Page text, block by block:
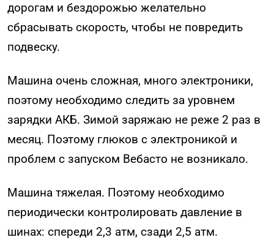
дорогам и бездорожью желательно
сбрасывать скорость, чтобы не повредить
подвеску.
Машина очень сложная, много электроники,
поэтому необходимо следить за уровнем
зарядки АКБ. Зимой заряжаю не реже 2 раз в
месяц. Поэтому глюков с электроникой и
проблем с запуском Вебасто не возникало.
Машина тяжелая. Поэтому необходимо
периодически контролировать давление в
шинах: спереди 2,3 атм, сзади 2,5 атм.